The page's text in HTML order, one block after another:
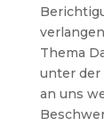
Thema
unter der
an uns